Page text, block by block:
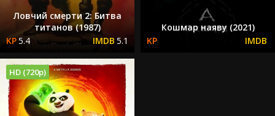
Ловчий смерти 2: Битва
титанов (1987)
5.4
5.1
Кошмар наяву (2021)
HD (720p)